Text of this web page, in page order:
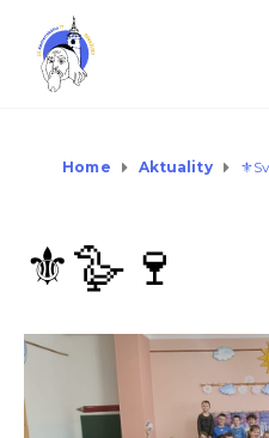
Home Aktuality
⚜️Svatý Martin u nás ve škole🪿🍷